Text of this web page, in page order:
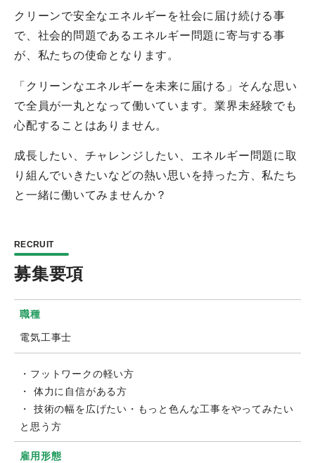
クリーンで安全なエネルギーを社会に届け続ける事
で、社会的問題であるエネルギー問題に寄与する事
が、私たちの使命となります。
「クリーンなエネルギーを未来に届ける」そんな思い
で全員が一丸となって働いています。業界未経験でも
心配することはありません。
成長したい、チャレンジしたい、エネルギー問題に取
り組んでいきたいなどの熱い思いを持った方、私たち
と一緒に働いてみませんか？
RECRUIT
募集要項
職種
電気工事士
・フットワークの軽い方
・ 体力に自信がある方
・ 技術の幅を広げたい・もっと色んな工事をやってみたい
と思う方
雇用形態